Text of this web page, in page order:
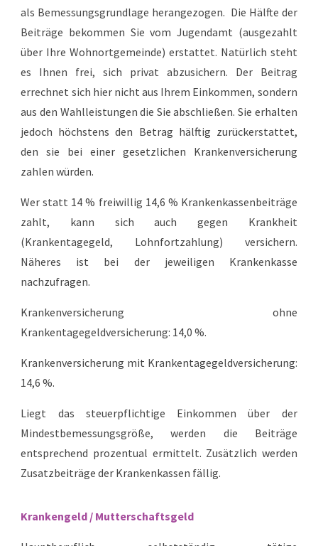
als Bemessungsgrundlage herangezogen. Die Hälfte der
Beiträge bekommen Sie vom Jugendamt (ausgezahlt
über Ihre Wohnortgemeinde) erstattet. Natürlich steht
es Ihnen frei, sich privat abzusichern. Der Beitrag
errechnet sich hier nicht aus Ihrem Einkommen, sondern
aus den Wahlleistungen die Sie abschließen. Sie erhalten
jedoch höchstens den Betrag hälftig zurückerstattet,
den sie bei einer gesetzlichen Krankenversicherung
zahlen würden.
Wer statt 14 % freiwillig 14,6 % Krankenkassenbeiträge
zahlt, kann sich auch gegen Krankheit
(Krankentagegeld, Lohnfortzahlung) versichern.
Näheres ist bei der jeweiligen Krankenkasse
nachzufragen.
Krankenversicherung ohne
Krankentagegeldversicherung: 14,0 %.
Krankenversicherung mit Krankentagegeldversicherung:
14,6 %.
Liegt das steuerpflichtige Einkommen über der
Mindestbemessungsgröße, werden die Beiträge
entsprechend prozentual ermittelt. Zusätzlich werden
Zusatzbeiträge der Krankenkassen fällig.
Krankengeld / Mutterschaftsgeld